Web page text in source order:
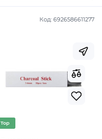
Код: 6926586611277
Top